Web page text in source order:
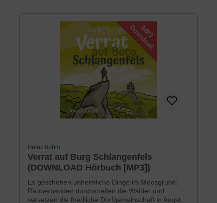
Heinz Böhm
Verrat auf Burg Schlangenfels
(DOWNLOAD Hörbuch [MP3])
Es geschehen unheimliche Dinge im Moosgrund:
Räuberbanden durchstreifen die Wälder und
versetzen die friedliche Dorfgemeinschaft in Angst